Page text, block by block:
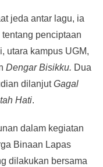
jeda antar lagu, ia
penciptaan
utara kampus UGM,
Dengar Bisikku. Dua
dilanjutGagal
Hati.
dalam kegiatan
Binaan Lapas
dilakukan bersama